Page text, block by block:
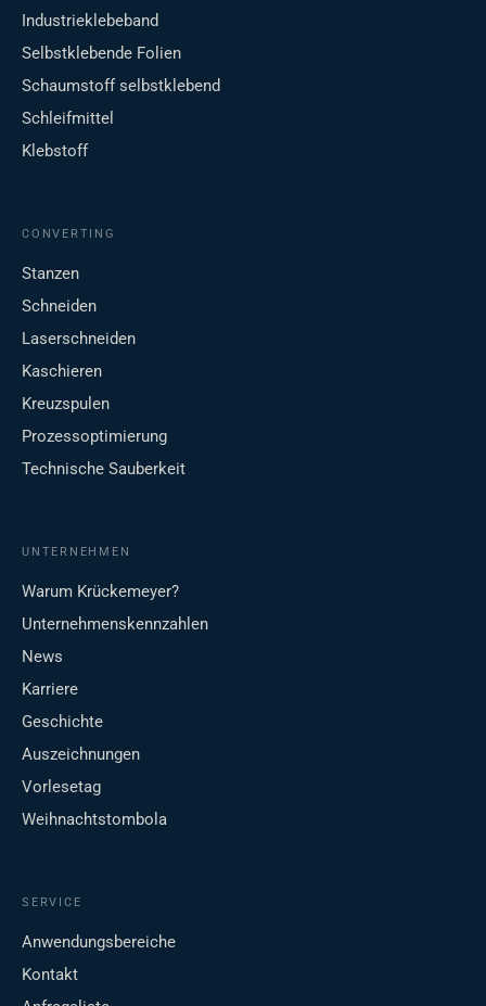
Industrieklebeband
Selbstklebende Folien
Schaumstoff selbstklebend
Schleifmittel
Klebstoff
CONVERTING
Stanzen
Schneiden
Laserschneiden
Kaschieren
Kreuzspulen
Prozessoptimierung
Technische Sauberkeit
UNTERNEHMEN
Warum Krückemeyer?
Unternehmenskennzahlen
News
Karriere
Geschichte
Auszeichnungen
Vorlesetag
Weihnachtstombola
SERVICE
Anwendungsbereiche
Kontakt